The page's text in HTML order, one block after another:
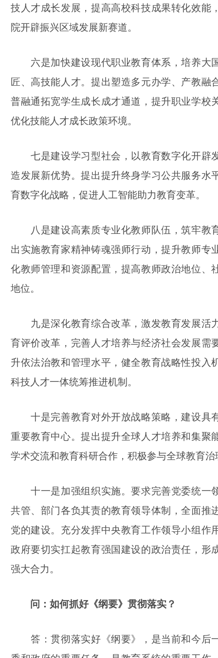
技人才成长发展，提高高校科技成果转化效能
院开辟振兴区域发展新赛道。
六是加快建设现代职业教育体系，培养大
匠、高技能人才。提出塑造多元办学、产教融
普融通拓宽学生成长成才通道，提升职业学校
优化技能人才成长政策环境。
七是建设学习型社会，以教育数字化开辟
造发展新优势。提出提升终身学习公共服务水
育数字化战略，促进人工智能助力教育变革。
八是建设高素质专业化教师队伍，筑牢教
出实施教育家精神铸魂强师行动，提升教师专
化教师管理和资源配置，提高教师政治地位、
地位。
九是深化教育综合改革，激发教育发展活
育评价改革，完善人才培养与经济社会发展需
升依法治教和管理水平，健全教育战略性投入
科技人才一体统筹推进机制。
十是完善教育对外开放战略策略，建设具
重要教育中心。提出提升全球人才培养和集聚
学术交流和教育科研合作，积极参与全球教育治
十一是加强组织实施。要求完善党委统一
共管、部门各负其责的教育领导体制，全面推
党的建设。充分发挥中央教育工作领导小组作
政府要切实扛起教育强国建设的政治责任，形
强大合力。
问：如何抓好《纲要》贯彻落实？
答：贯彻落实好《纲要》，是当前和今后